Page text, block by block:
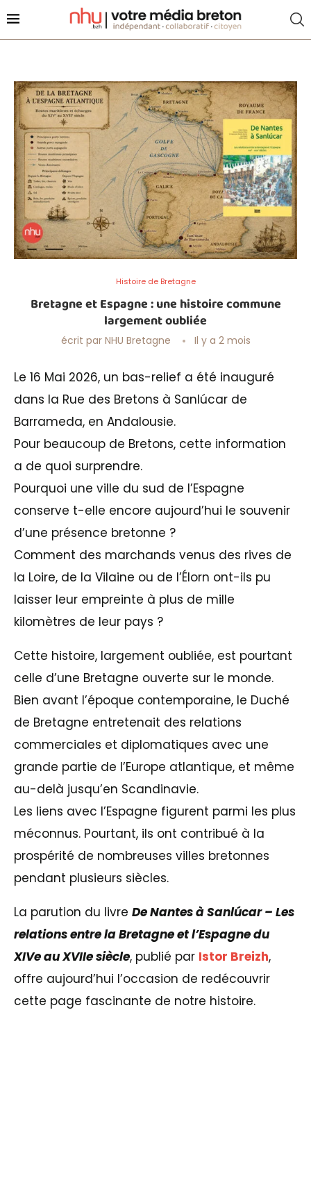
Histoire de Bretagne
Bretagne et Espagne : une histoire commune
largement oubliée
écrit par NHU Bretagne Il y a 2 mois
Le 16 Mai 2026, un bas-relief a été inauguré
dans la Rue des Bretons à Sanlúcar de
Barrameda, en Andalousie.
Pour beaucoup de Bretons, cette information
a de quoi surprendre.
Pourquoi une ville du sud de l’Espagne
conserve t-elle encore aujourd’hui le souvenir
d’une présence bretonne ?
Comment des marchands venus des rives de
la Loire, de la Vilaine ou de l’Élorn ont-ils pu
laisser leur empreinte à plus de mille
kilomètres de leur pays ?
Cette histoire, largement oubliée, est pourtant
celle d’une Bretagne ouverte sur le monde.
Bien avant l’époque contemporaine, le Duché
de Bretagne entretenait des relations
commerciales et diplomatiques avec une
grande partie de l’Europe atlantique, et même
au-delà jusqu’en Scandinavie.
Les liens avec l’Espagne figurent parmi les plus
méconnus. Pourtant, ils ont contribué à la
prospérité de nombreuses villes bretonnes
pendant plusieurs siècles.
La parution du livre De Nantes à Sanlúcar – Les
relations entre la Bretagne et l’Espagne du
XIVe au XVIIe siècle, publié par Istor Breizh,
offre aujourd’hui l’occasion de redécouvrir
cette page fascinante de notre histoire.